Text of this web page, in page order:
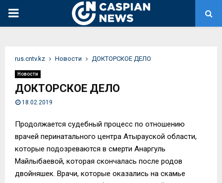
PRIMARY
rus.cntv.kz Новости ДОКТОРСКОЕ ДЕЛО
Новости
ДОКТОРСКОЕ ДЕЛО
18.02.2019
Продолжается судебный процесс по отношению
врачей перинатального центра Атырауской области,
которые подозреваются в смерти Анаргуль
Майлыбаевой, которая скончалась после родов
двойняшек. Врачи, которые оказались на скамье